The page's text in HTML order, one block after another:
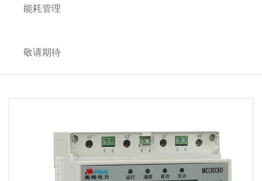
能耗管理
敬请期待